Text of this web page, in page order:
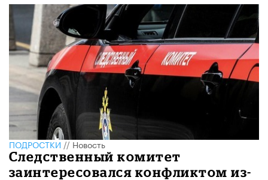
ПОДРОСТКИ//Новость
Следственный комитет
заинтересовался конфликтом из-